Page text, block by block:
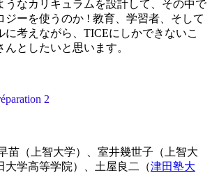
うなカリキュラムを設計して、その中で
ジーを使うのか ! 教育、学習者、そして
に考えながら、TICEにしかできないこ
としたいと思います。
2
苗（上智大学）、室井幾世子（上智大
大学高等学院）、土屋良二（津田塾大